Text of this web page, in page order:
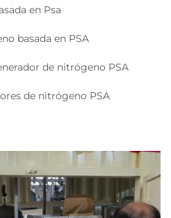
en Psa
basada en PSA
de nitrógeno PSA
de nitrógeno PSA